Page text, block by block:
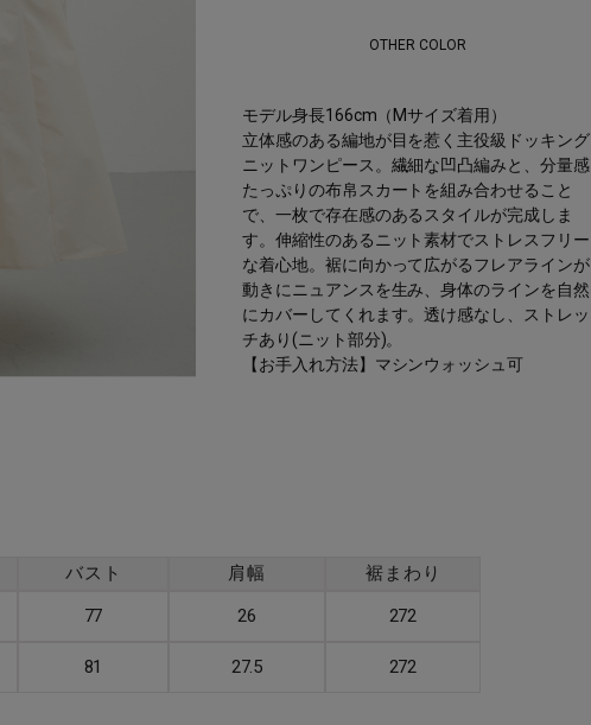
OTHER COLOR
モデル身長166cm（Mサイズ着用）
立体感のある編地が目を惹く主役級ドッキング
ニットワンピース。繊細な凹凸編みと、分量感
たっぷりの布帛スカートを組み合わせること
で、一枚で存在感のあるスタイルが完成しま
す。伸縮性のあるニット素材でストレスフリー
な着心地。裾に向かって広がるフレアラインが
動きにニュアンスを生み、身体のラインを自然
にカバーしてくれます。透け感なし、ストレッ
チあり(ニット部分)。
【お手入れ方法】マシンウォッシュ可
バスト 肩幅
裾まわり
77 26 272
81 27.5 272